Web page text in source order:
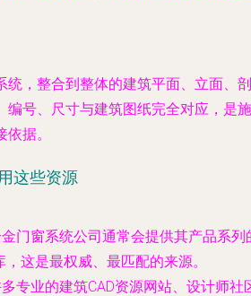
统，整合到整体的建筑平面、立面、剖
编号、尺寸与建筑图纸完全对应，是施
据。
这些资源
金门窗系统公司通常会提供其产品系列
这是最权威、最匹配的来源。
多专业的建筑CAD资源网站、设计师社